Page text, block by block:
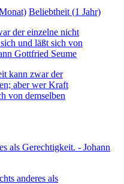
Beliebtheit (1 Jahr)
kann zwar der
aber wer Kraft
von demselben
anderes als